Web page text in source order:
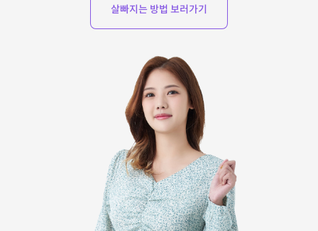
살빠지는 방법 보러가기